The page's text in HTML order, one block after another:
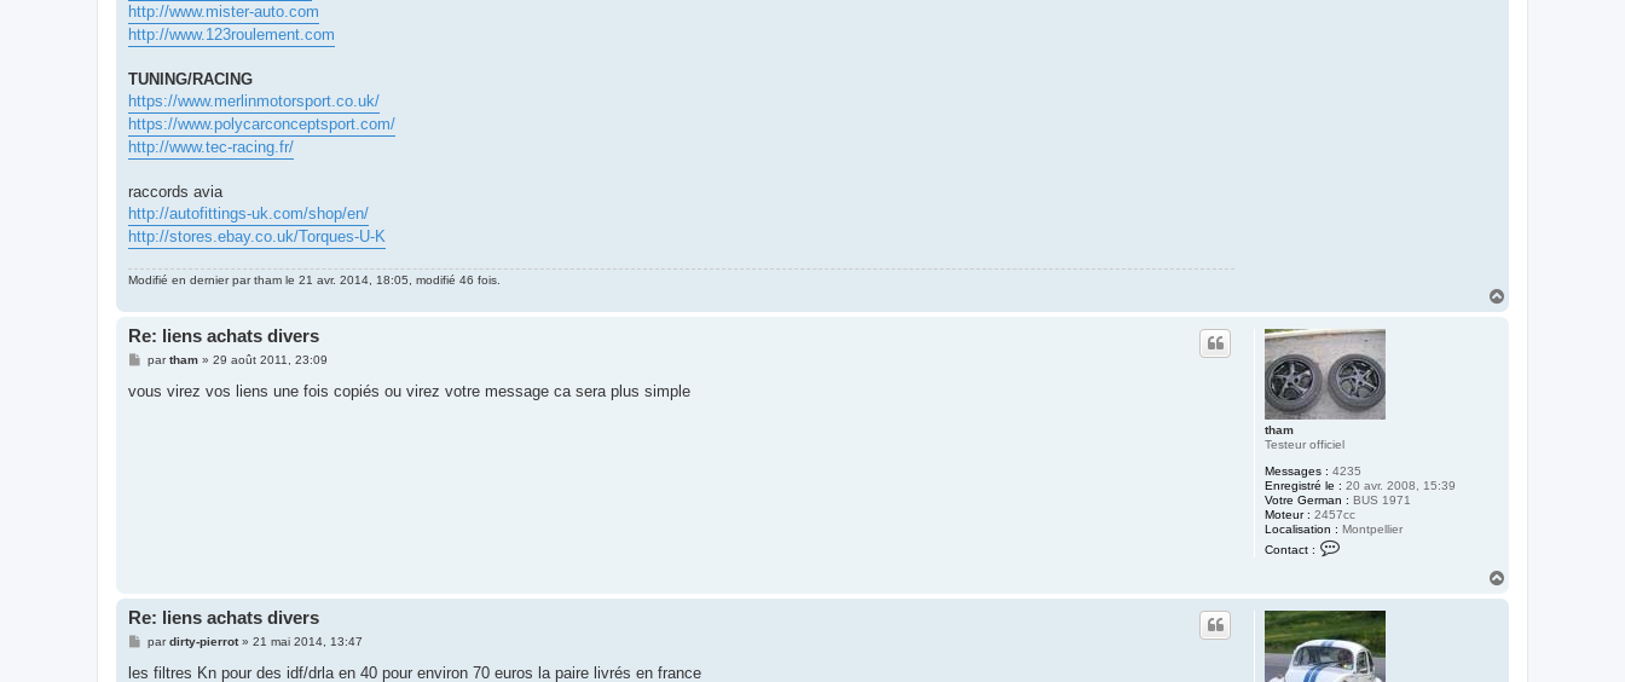
http://www.mister-auto.com
http://www.123roulement.com
TUNING/RACING
https://www.merlinmotorsport.co.uk/
https://www.polycarconceptsport.com/
http://www.tec-racing.fr/
raccords avia
http://autofittings-uk.com/shop/en/
http://stores.ebay.co.uk/Torques-U-K
Modifié en dernier partham le 21 avr. 2014, 18:05, modifié 46 fois.
tham
Testeur officiel
Messages : 4235
Enregistré le : 20 avr. 2008, 15:39
Votre German : BUS 1971
Moteur : 2457cc
Localisation : Montpellier
Contact :
a
c
t
e
r
t
Re: liens achats divers
M
s
partham» 29 août 2011, 23:09
vous virez vos liens une fois copiés ou virez votre message ca sera plus simple
Re: liens achats divers
M
s
pardirty-pierrot» 21 mai 2014, 13:47
les filtres Kn pour des idf/drla en 40 pour environ 70 euros la paire livrés en france